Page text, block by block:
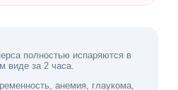
полностью испаряются в
виде за 2 часа.
анемия, глаукома,